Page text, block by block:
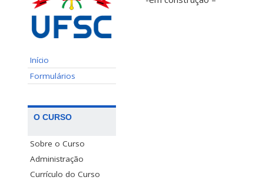
Início
Formulários
O CURSO
Sobre o Curso
Administração
Currículo do Curso